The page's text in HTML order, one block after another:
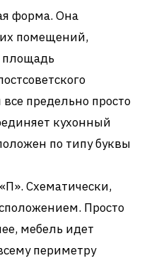
форма. Она
помещений,
площадь
предельно просто
кухонный
по типу буквы
Схематически,
Просто
мебель идет
периметру